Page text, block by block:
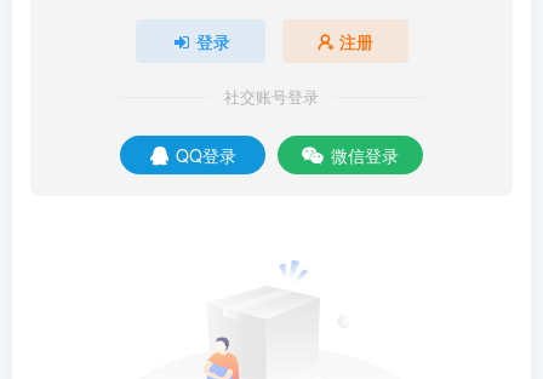
登录 注册
社交账号登录
QQ登录 微信登录